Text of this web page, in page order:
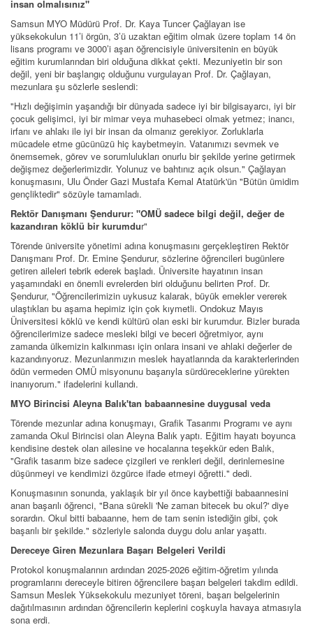
insan olmalısınız"
Samsun MYO Müdürü Prof. Dr. Kaya Tuncer Çağlayan ise
yüksekokulun 11’i örgün, 3’ü uzaktan eğitim olmak üzere toplam 14 ön
lisans programı ve 3000’i aşan öğrencisiyle üniversitenin en büyük
eğitim kurumlarından biri olduğuna dikkat çekti. Mezuniyetin bir son
değil, yeni bir başlangıç olduğunu vurgulayan Prof. Dr. Çağlayan,
mezunlara şu sözlerle seslendi:
"Hızlı değişimin yaşandığı bir dünyada sadece iyi bir bilgisayarcı, iyi bir
çocuk gelişimci, iyi bir mimar veya muhasebeci olmak yetmez; inancı,
irfanı ve ahlakı ile iyi bir insan da olmanız gerekiyor. Zorluklarla
mücadele etme gücünüzü hiç kaybetmeyin. Vatanımızı sevmek ve
önemsemek, görev ve sorumlulukları onurlu bir şekilde yerine getirmek
değişmez değerlerimizdir. Yolunuz ve bahtınız açık olsun." Çağlayan
konuşmasını, Ulu Önder Gazi Mustafa Kemal Atatürk'ün "Bütün ümidim
gençliktedir" sözüyle tamamladı.
Rektör Danışmanı Şendurur: "OMÜ sadece bilgi değil, değer de
kazandıran köklü bir kurumdur"
Törende üniversite yönetimi adına konuşmasını gerçekleştiren Rektör
Danışmanı Prof. Dr. Emine Şendurur, sözlerine öğrencileri bugünlere
getiren aileleri tebrik ederek başladı. Üniversite hayatının insan
yaşamındaki en önemli evrelerden biri olduğunu belirten Prof. Dr.
Şendurur, "Öğrencilerimizin uykusuz kalarak, büyük emekler vererek
ulaştıkları bu aşama hepimiz için çok kıymetli. Ondokuz Mayıs
Üniversitesi köklü ve kendi kültürü olan eski bir kurumdur. Bizler burada
öğrencilerimize sadece mesleki bilgi ve beceri öğretmiyor, aynı
zamanda ülkemizin kalkınması için onlara insani ve ahlaki değerler de
kazandırıyoruz. Mezunlarımızın meslek hayatlarında da karakterlerinden
ödün vermeden OMÜ misyonunu başarıyla sürdüreceklerine yürekten
inanıyorum." ifadelerini kullandı.
MYO Birincisi Aleyna Balık'tan babaannesine duygusal veda
Törende mezunlar adına konuşmayı, Grafik Tasarımı Programı ve aynı
zamanda Okul Birincisi olan Aleyna Balık yaptı. Eğitim hayatı boyunca
kendisine destek olan ailesine ve hocalarına teşekkür eden Balık,
"Grafik tasarım bize sadece çizgileri ve renkleri değil, derinlemesine
düşünmeyi ve kendimizi özgürce ifade etmeyi öğretti." dedi.
Konuşmasının sonunda, yaklaşık bir yıl önce kaybettiği babaannesini
anan başarılı öğrenci, "Bana sürekli 'Ne zaman bitecek bu okul?' diye
sorardın. Okul bitti babaanne, hem de tam senin istediğin gibi, çok
başarılı bir şekilde." sözleriyle salonda duygu dolu anlar yaşattı.
Dereceye Giren Mezunlara Başarı Belgeleri Verildi
Protokol konuşmalarının ardından 2025-2026 eğitim-öğretim yılında
programlarını dereceyle bitiren öğrencilere başarı belgeleri takdim edildi.
Samsun Meslek Yüksekokulu mezuniyet töreni, başarı belgelerinin
dağıtılmasının ardından öğrencilerin keplerini coşkuyla havaya atmasıyla
sona erdi.